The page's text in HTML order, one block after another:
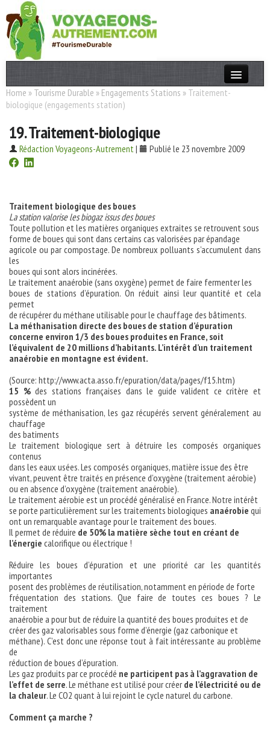
Actualités
Destinations
Acteurs
OK
Home » Tourisme Durable » Engagements Stations » Traitement-
biologique (engagements station)
19. Traitement-biologique
Rédaction Voyageons-Autrement| Publié le 23 novembre 2009
Traitement biologique des boues
La station valorise les biogaz issus des boues
Toute pollution et les matières organiques extraites se retrouvent sous
forme de boues qui sont dans certains cas valorisées par épandage
agricole ou par compostage. De nombreux polluants s’accumulent dans
les
boues qui sont alors incinérées.
Le traitement anaérobie (sans oxygène) permet de faire fermenter les
boues de stations d’épuration. On réduit ainsi leur quantité et cela
permet
de récupérer du méthane utilisable pour le chauffage des bâtiments.
La méthanisation directe des boues de station d’épuration
concerne environ 1/3 des boues produites en France, soit
l’équivalent de 20 millions d’habitants. L’intérêt d’un traitement
anaérobie en montagne est évident.
(Source: http://www.acta.asso.fr/epuration/data/pages/f15.htm)
15 %des stations françaises dans le guide valident ce critère et
possèdent un
système de méthanisation, les gaz récupérés servent généralement au
chauffage
des batiments
Le traitement biologique sert à détruire les composés organiques
contenus
dans les eaux usées. Les composés organiques, matière issue des être
vivant, peuvent être traités en présence d’oxygène (traitement aérobie)
ou en absence d’oxygène (traitement anaérobie).
Le traitement aérobie est un procédé généralisé en France. Notre intérêt
se porte particulièrement sur les traitements biologiques anaérobie qui
ont un remarquable avantage pour le traitement des boues.
Il permet de réduire de 50% la matière sèche tout en créant de
l’énergie calorifique ou électrique !
Réduire les boues d’épuration et une priorité car les quantités
importantes
posent des problèmes de réutilisation, notamment en période de forte
fréquentation des stations. Que faire de toutes ces boues ? Le
traitement
anaérobie a pour but de réduire la quantité des boues produites et de
créer des gaz valorisables sous forme d’énergie (gaz carbonique et
méthane). C’est donc une réponse tout à fait intéressante au problème
de
réduction de boues d’épuration.
Les gaz produits par ce procédé ne participent pas à l’aggravation de
l’effet de serre. Le méthane est utilisé pour créer de l’électricité ou de
la chaleur. Le CO2 quant à lui rejoint le cycle naturel du carbone.
Comment ça marche ?